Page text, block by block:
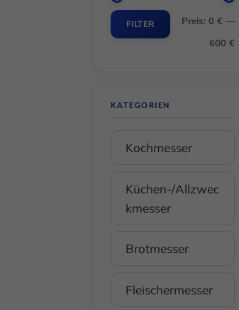
FILTER Preis:0 € —
600 €
KATEGORIEN
Kochmesser
Küchen-/Allzwec
kmesser
Brotmesser
Fleischermesser